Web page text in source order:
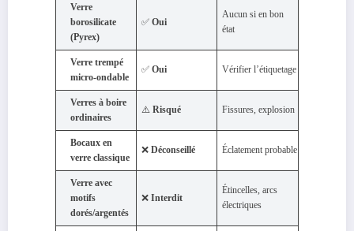
Verre
borosilicate
(Pyrex)
✅ Oui
Aucun si en bon
état
Verre trempé
micro-ondable
✅ Oui Vérifier l’étiquetage
Verres à boire
ordinaires
⚠️ Risqué Fissures, explosion
Bocaux en
verre classique
❌ Déconseillé Éclatement probable
Verre avec
motifs
dorés/argentés
❌ Interdit
Étincelles, arcs
électriques